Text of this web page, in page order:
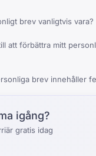
brev vanligtvis vara?
att förbättra mitt
brev innehåller
igång?
gratis idag